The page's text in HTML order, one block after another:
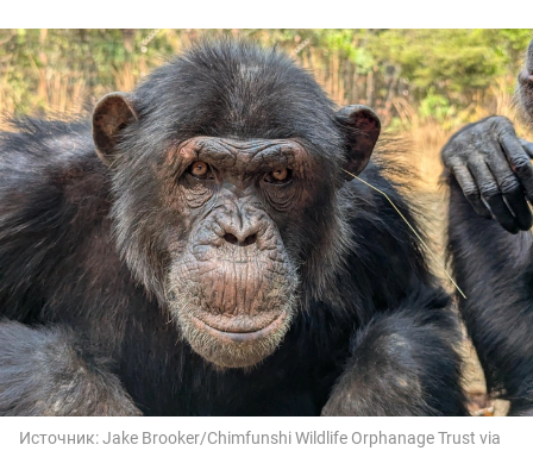
Источник:Jake Brooker/Chimfunshi Wildlife Orphanage Trust via